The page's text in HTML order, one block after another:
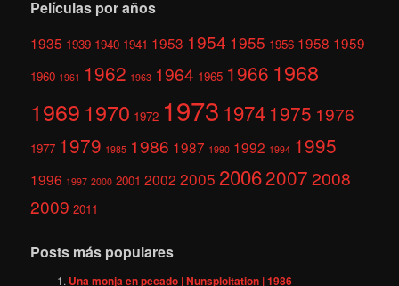
Películas por años
1935 1939 1940 1941 1953 1954 1955 1956 1958 1959
1960 1961 1962 1963 1964 1965 1966 1968
1969 1970 1972 1973 1974 1975 1976
1977 1979 1985 1986 1987 1990 1992 1994 1995
1996 1997 2000 2001 2002 2005 200620072008
2009 2011
Posts más populares
Una monja en pecado | Nunsploitation | 1986